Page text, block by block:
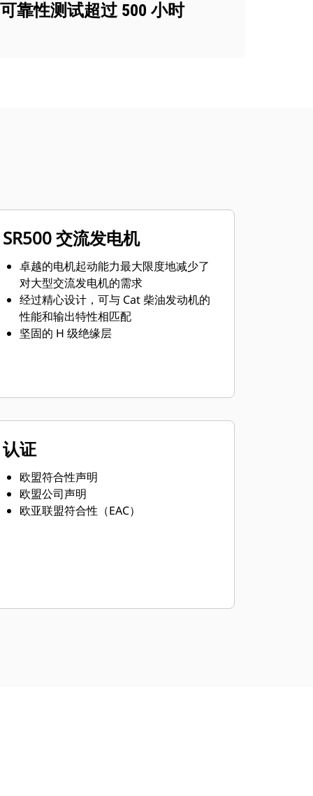
可靠性测试超过 500 小时
SR500 交流发电机
卓越的电机起动能力最大限度地减少了
对大型交流发电机的需求
经过精心设计，可与 Cat 柴油发动机的
性能和输出特性相匹配
坚固的 H 级绝缘层
认证
欧盟符合性声明
欧盟公司声明
欧亚联盟符合性（EAC）